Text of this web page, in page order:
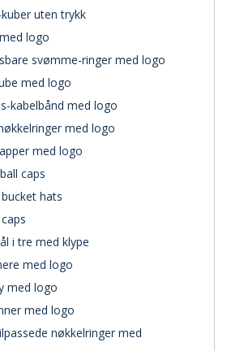
uten trykk
logo
svømme-ringer med logo
med logo
kabelbånd med logo
med logo
med logo
caps
hats
i tre med klype
med logo
med logo
med logo
nøkkelringer med